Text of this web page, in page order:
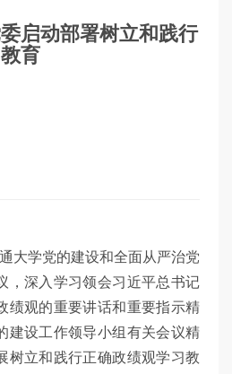
启动部署树立和践行
育
大学党的建设和全面从严治党
，深入学习领会习近平总书记
绩观的重要讲话和重要指示精
建设工作领导小组有关会议精
树立和践行正确政绩观学习教